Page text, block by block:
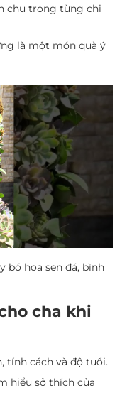
chu trong từng chi
là một món quà ý
bó hoa sen đá, bình
cha khi
tính cách và độ tuổi.
hiểu sở thích của